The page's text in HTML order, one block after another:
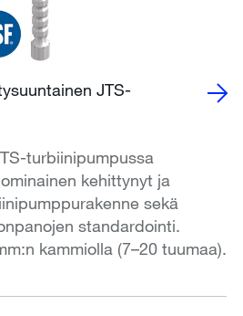
JTS-
turbiinipumpussa
kehittynyt ja
sekä
standardointi.
kammiolla (7–20 tuumaa).